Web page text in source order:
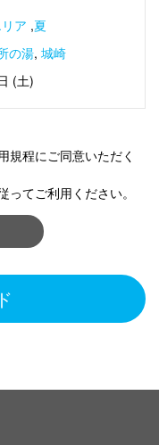
ア ,夏
の湯, 城崎
(土)
規程にご同意いただく
てご利用ください。